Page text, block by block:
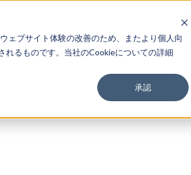
ェブサイト体験の改善のため、またより個人向
れるものです。当社のCookieについての詳細
承認
Service Work Findings